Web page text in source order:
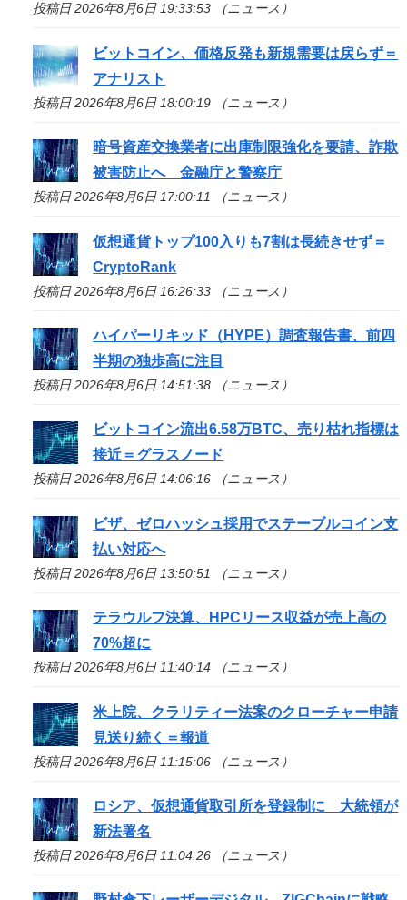
投稿日 2026年8月6日 19:33:53 （ニュース）
ビットコイン、価格反発も新規需要は戻らず＝
アナリスト
投稿日 2026年8月6日 18:00:19 （ニュース）
暗号資産交換業者に出庫制限強化を要請、詐欺
被害防止へ 金融庁と警察庁
投稿日 2026年8月6日 17:00:11 （ニュース）
仮想通貨トップ100入りも7割は長続きせず＝
CryptoRank
投稿日 2026年8月6日 16:26:33 （ニュース）
ハイパーリキッド（HYPE）調査報告書、前四
半期の独歩高に注目
投稿日 2026年8月6日 14:51:38 （ニュース）
ビットコイン流出6.58万BTC、売り枯れ指標は
接近＝グラスノード
投稿日 2026年8月6日 14:06:16 （ニュース）
ビザ、ゼロハッシュ採用でステーブルコイン支
払い対応へ
投稿日 2026年8月6日 13:50:51 （ニュース）
テラウルフ決算、HPCリース収益が売上高の
70%超に
投稿日 2026年8月6日 11:40:14 （ニュース）
米上院、クラリティー法案のクローチャー申請
見送り続く＝報道
投稿日 2026年8月6日 11:15:06 （ニュース）
ロシア、仮想通貨取引所を登録制に 大統領が
新法署名
投稿日 2026年8月6日 11:04:26 （ニュース）